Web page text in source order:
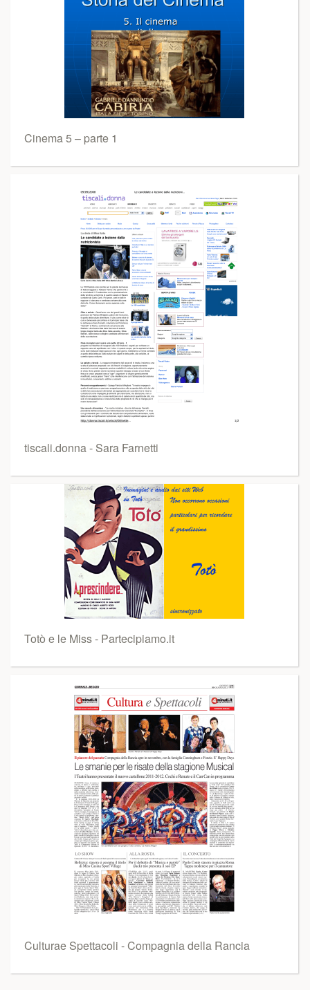
Cinema 5 – parte 1
tiscali.donna - Sara Farnetti
Totò e le Miss - Partecipiamo.it
Culturae Spettacoli - Compagnia della Rancia